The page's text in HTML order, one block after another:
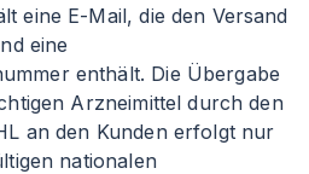
eine E-Mail, die den Versand
eine
enthält. Die Übergabe
Arzneimittel durch den
an den Kunden erfolgt nur
nationalen